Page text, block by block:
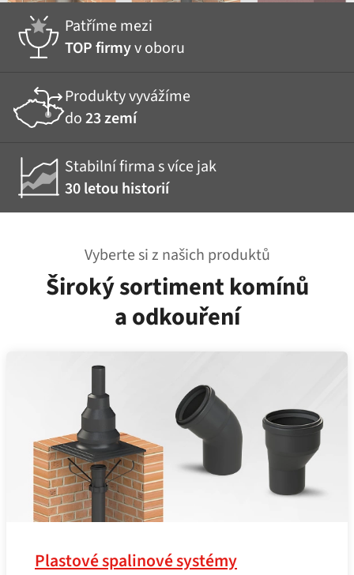
Patříme mezi
TOP firmyv oboru
Produkty vyvážíme
do23 zemí
Stabilní firma s více jak
30 letou historií
Vyberte si z našich produktů
Široký sortiment komínů
a odkouření
Plastové spalinové systémy